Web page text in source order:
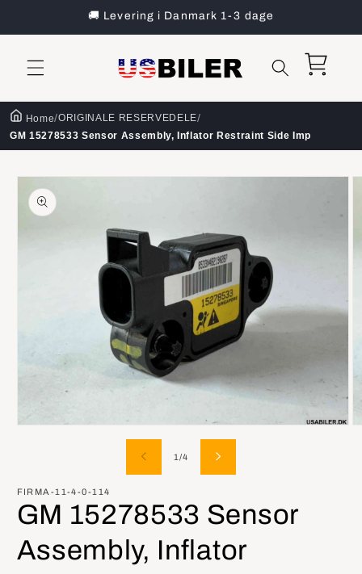
🚚 Levering i Danmark 1-3 dage
Indkøbskurv
Home/ORIGINALE RESERVEDELE/
GM 15278533 Sensor Assembly, Inflator Restraint Side Imp
1/af
4
FIRMA-11-4-0-114
GM 15278533 Sensor
Assembly, Inflator